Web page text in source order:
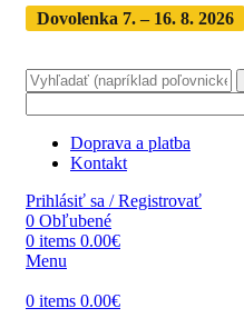
Dovolenka 7. – 16. 8. 2026
Doprava a platba
Kontakt
Prihlásiť sa / Registrovať
0 Obľubené
0 items 0.00€
Menu
0 items 0.00€